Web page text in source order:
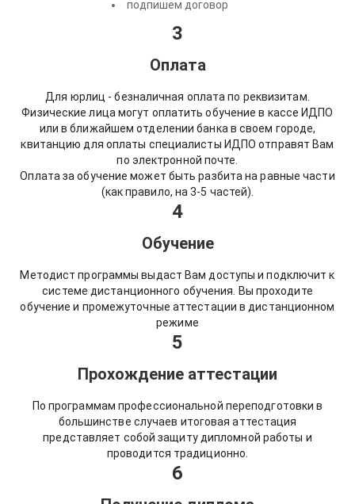
подпишем договор
3
Оплата
Для юрлиц - безналичная оплата по реквизитам.
Физические лица могут оплатить обучение в кассе ИДПО
или в ближайшем отделении банка в своем городе,
квитанцию для оплаты специалисты ИДПО отправят Вам
по электронной почте.
Оплата за обучение может быть разбита на равные части
(как правило, на 3-5 частей).
4
Обучение
Методист программы выдаст Вам доступы и подключит к
системе дистанционного обучения. Вы проходите
обучение и промежуточные аттестации в дистанционном
режиме
5
Прохождение аттестации
По программам профессиональной переподготовки в
большинстве случаев итоговая аттестация
представляет собой защиту дипломной работы и
проводится традиционно.
6